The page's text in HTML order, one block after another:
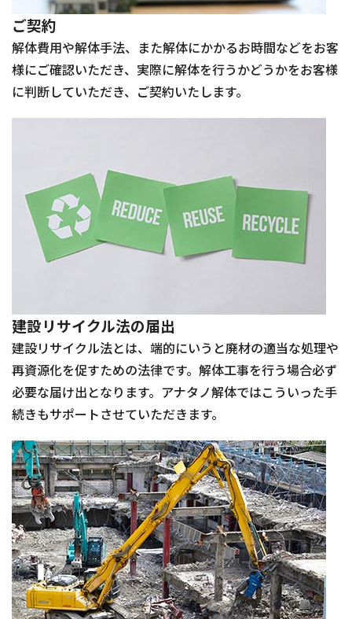
ご契約
解体費用や解体手法、また解体にかかるお時間などをお客
様にご確認いただき、実際に解体を行うかどうかをお客様
に判断していただき、ご契約いたします。
建設リサイクル法の届出
建設リサイクル法とは、端的にいうと廃材の適当な処理や
再資源化を促すための法律です。解体工事を行う場合必ず
必要な届け出となります。アナタノ解体ではこういった手
続きもサポートさせていただきます。